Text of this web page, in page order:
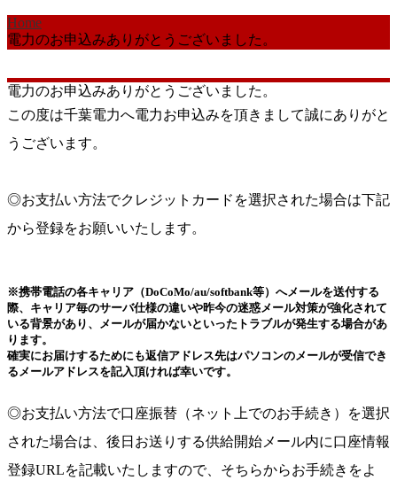
Home
電力のお申込みありがとうございました。
電力のお申込みありがとうございました。
この度は千葉電力へ電力お申込みを頂きまして誠にありがと
うございます。
◎お支払い方法でクレジットカードを選択された場合は下記
から登録をお願いいたします。
※携帯電話の各キャリア（DoCoMo/au/softbank等）へメールを送付する
際、キャリア毎のサーバ仕様の違いや昨今の迷惑メール対策が強化されて
いる背景があり、メールが届かないといったトラブルが発生する場合があ
ります。
確実にお届けするためにも返信アドレス先はパソコンのメールが受信でき
るメールアドレスを記入頂ければ幸いです。
◎お支払い方法で口座振替（ネット上でのお手続き）を選択
された場合は、後日お送りする供給開始メール内に口座情報
登録URLを記載いたしますので、そちらからお手続きをよ